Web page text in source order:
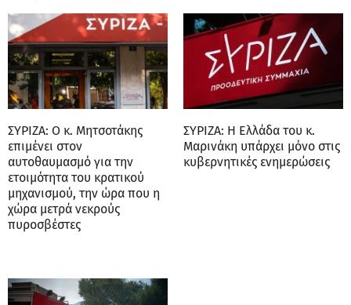
ΣΥΡΙΖΑ: Ο κ. Μητσοτάκης
επιμένει στον
αυτοθαυμασμό για την
ετοιμότητα του κρατικού
μηχανισμού, την ώρα που η
χώρα μετρά νεκρούς
πυροσβέστες
ΣΥΡΙΖΑ: Η Ελλάδα του κ.
Μαρινάκη υπάρχει μόνο στις
κυβερνητικές ενημερώσεις